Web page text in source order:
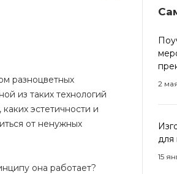
2
для
15
разноцветных
из таких технологий
эстетичности и
от ненужных
она работает?